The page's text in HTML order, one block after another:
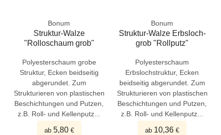
Bonum
Struktur-Walze
"Rolloschaum grob"
Polyesterschaum grobe
Struktur, Ecken beidseitig
abgerundet. Zum
Strukturieren von plastischen
Beschichtungen und Putzen,
z.B. Roll- und Kellenputz...
ab 5,80€
Bonum
Struktur-Walze Erbsloch-
grob "Rollputz"
Polyesterschaum
Erbslochstruktur, Ecken
beidseitig abgerundet. Zum
Strukturieren von plastischen
Beschichtungen und Putzen,
z.B. Roll- und Kellenputz...
ab 10,36 €